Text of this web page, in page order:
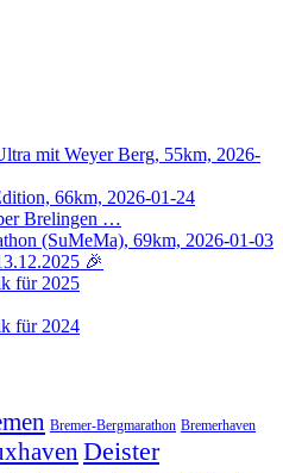
mit Weyer Berg, 55km, 2026-
66km, 2026-01-24
Brelingen …
(SuMeMa), 69km, 2026-01-03
🎉
für 2025
für 2024
Bremer-Bergmarathon Bremerhaven
Deister